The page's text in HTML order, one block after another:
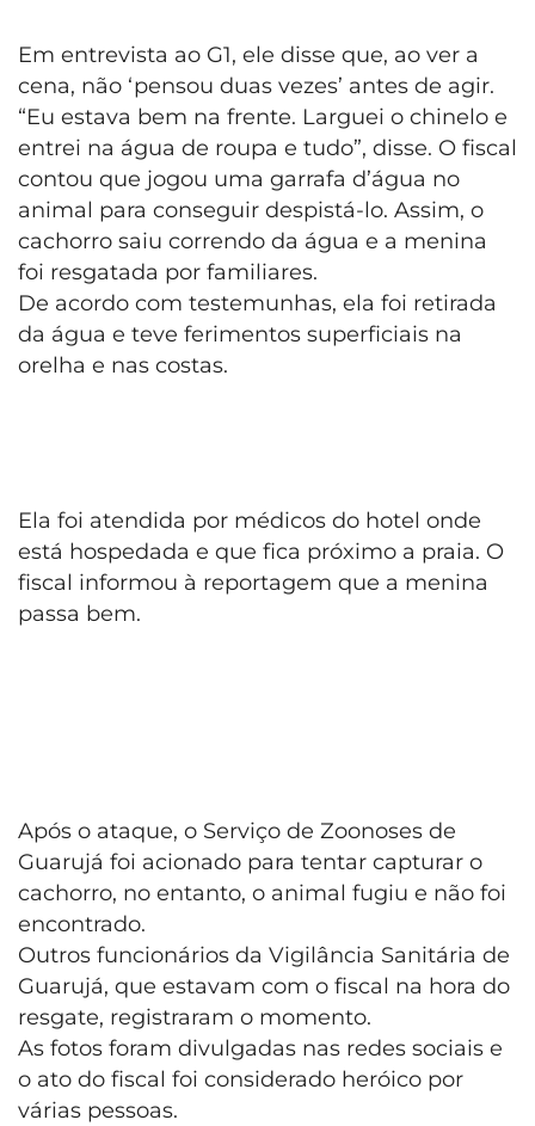
Em entrevista ao G1, ele disse que, ao ver a
cena, não ‘pensou duas vezes’ antes de agir.
“Eu estava bem na frente. Larguei o chinelo e
entrei na água de roupa e tudo”, disse. O fiscal
contou que jogou uma garrafa d’água no
animal para conseguir despistá-lo. Assim, o
cachorro saiu correndo da água e a menina
foi resgatada por familiares.
De acordo com testemunhas, ela foi retirada
da água e teve ferimentos superficiais na
orelha e nas costas.
Ela foi atendida por médicos do hotel onde
está hospedada e que fica próximo a praia. O
fiscal informou à reportagem que a menina
passa bem.
Após o ataque, o Serviço de Zoonoses de
Guarujá foi acionado para tentar capturar o
cachorro, no entanto, o animal fugiu e não foi
encontrado.
Outros funcionários da Vigilância Sanitária de
Guarujá, que estavam com o fiscal na hora do
resgate, registraram o momento.
As fotos foram divulgadas nas redes sociais e
o ato do fiscal foi considerado heróico por
várias pessoas.